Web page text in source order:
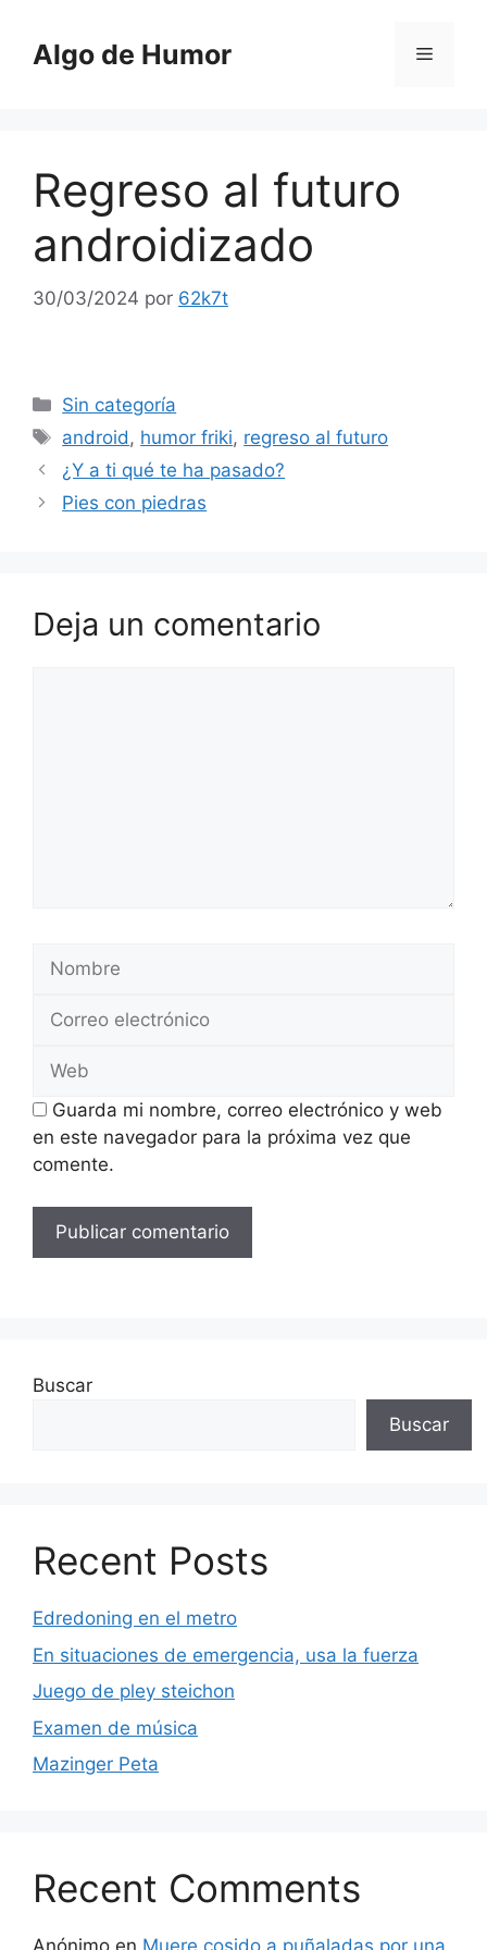
contenido
Algo de Humor Menú
Regreso al futuro
androidizado
30/03/2024 por 62k7t
Categorías
Sin categoría
Etiquetas
android , humor friki, regreso al futuro
¿Y a ti qué te ha pasado?
Pies con piedras
Deja un comentario
Nombre
Correo
Web
Guarda mi nombre, correo electrónico y web
en este navegador para la próxima vez que
comente.
Buscar
Buscar
Recent Posts
Edredoning en el metro
En situaciones de emergencia, usa la fuerza
Juego de pley steichon
Examen de música
Mazinger Peta
Recent Comments
Anónimo en Muere cosido a puñaladas por una